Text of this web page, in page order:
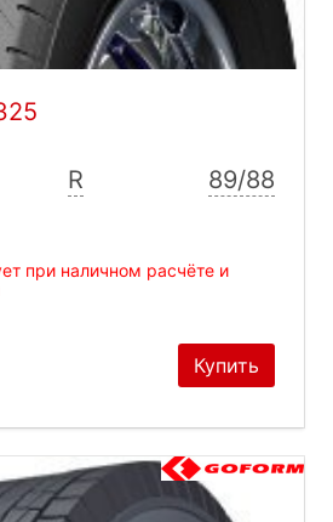
R 89/88
при наличном расчёте и
Купить